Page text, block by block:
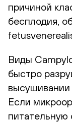
причиной
бесплодия,
Виды
быстро
высушивании
Если
питательную